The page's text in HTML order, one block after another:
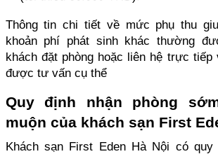
Thông tin chi tiết về mức phụ thu
khoản phí phát sinh khác thường
khách đặt phòng hoặc liên hệ trực
được tư vấn cụ thể
Quy định nhận phòng
muộn của khách sạn First
Khách sạn First Eden Hà Nội có quy